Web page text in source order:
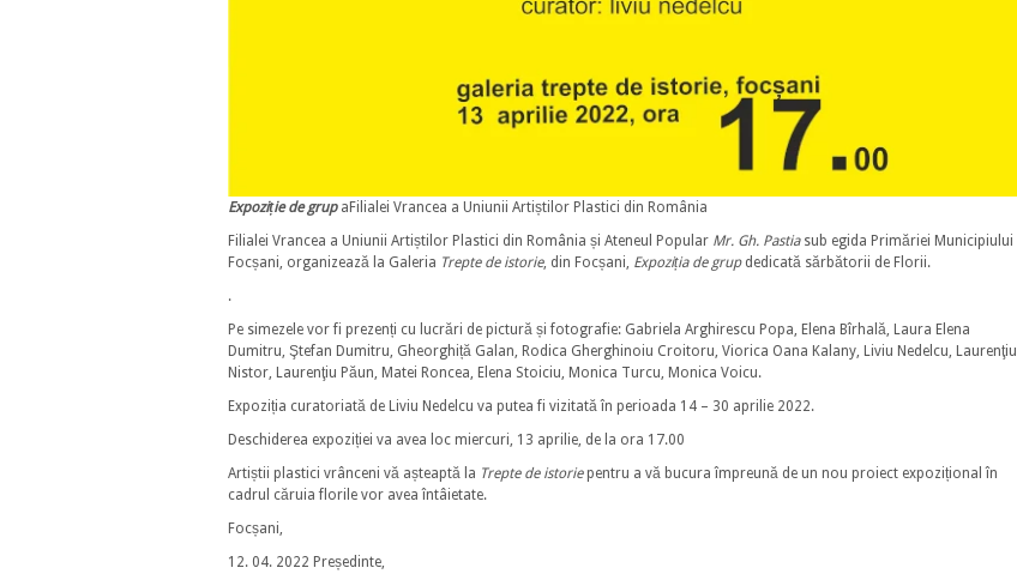
Expoziție de grup aFilialei Vrancea a Uniunii Artiștilor Plastici din România
Filialei Vrancea a Uniunii Artiștilor Plastici din România și Ateneul Popular Mr. Gh. Pastiasub egida Primăriei Municipiului
Focșani, organizează la Galeria Trepte de istorie, din Focșani, Expoziția de grupdedicată sărbătorii de Florii.
.
Pe simezele vor fi prezenți cu lucrări de pictură și fotografie: Gabriela Arghirescu Popa, Elena Bîrhală, Laura Elena
Dumitru, Ştefan Dumitru, Gheorghiță Galan, Rodica Gherghinoiu Croitoru, Viorica Oana Kalany, Liviu Nedelcu, Laurenţiu
Nistor, Laurenţiu Păun, Matei Roncea, Elena Stoiciu, Monica Turcu, Monica Voicu.
Expoziția curatoriată de Liviu Nedelcu va putea fi vizitată în perioada 14 – 30 aprilie 2022.
Deschiderea expoziției va avea loc miercuri, 13 aprilie, de la ora 17.00
Artiștii plastici vrânceni vă așteaptă la Trepte de istoriepentru a vă bucura împreună de un nou proiect expozițional în
cadrul căruia florile vor avea întâietate.
Focșani,
12. 04. 2022 Președinte,